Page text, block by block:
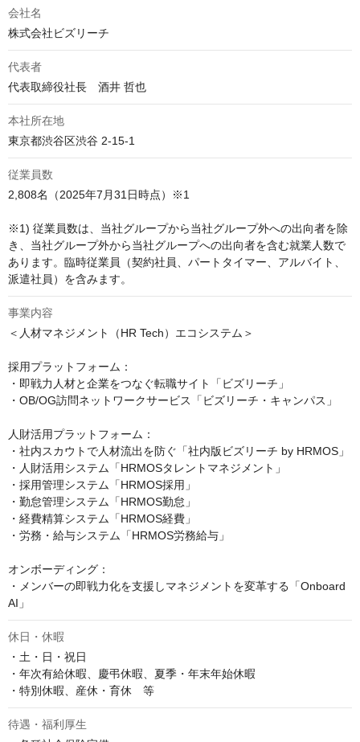
会社名
株式会社ビズリーチ
代表者
代表取締役社長　酒井 哲也
本社所在地
東京都渋谷区渋谷 2-15-1
従業員数
2,808名（2025年7月31日時点）※1
※1) 従業員数は、当社グループから当社グループ外への出向者を除
き、当社グループ外から当社グループへの出向者を含む就業人数で
あります。臨時従業員（契約社員、パートタイマー、アルバイト、
派遣社員）を含みます。
事業内容
＜人材マネジメント（HR Tech）エコシステム＞
採用プラットフォーム：
・即戦力人材と企業をつなぐ転職サイト「ビズリーチ」
・OB/OG訪問ネットワークサービス「ビズリーチ・キャンパス」
人財活用プラットフォーム：
・社内スカウトで人材流出を防ぐ「社内版ビズリーチ by HRMOS」
・人財活用システム「HRMOSタレントマネジメント」
・採用管理システム「HRMOS採用」
・勤怠管理システム「HRMOS勤怠」
・経費精算システム「HRMOS経費」
・労務・給与システム「HRMOS労務給与」
オンボーディング：
・メンバーの即戦力化を支援しマネジメントを変革する「Onboard
AI」
休日・休暇
・土・日・祝日
・年次有給休暇、慶弔休暇、夏季・年末年始休暇
・特別休暇、産休・育休　等
待遇・福利厚生